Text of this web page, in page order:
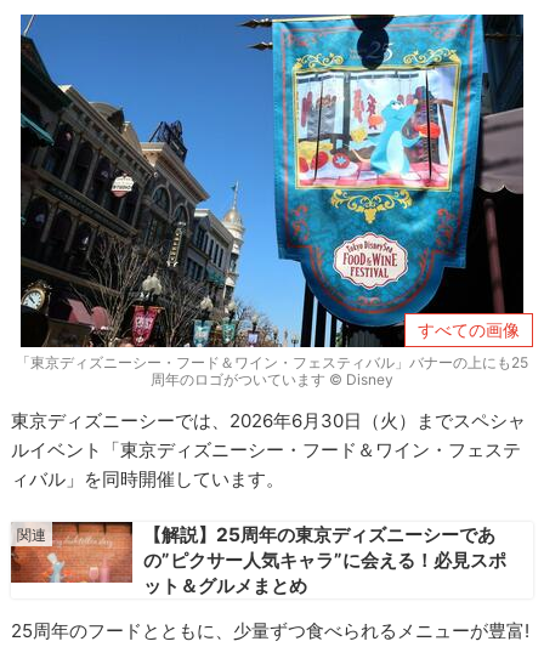
すべての画像
「東京ディズニーシー・フード＆ワイン・フェスティバル」バナーの上にも25
周年のロゴがついています © Disney
東京ディズニーシーでは、2026年6月30日（火）までスペシャ
ルイベント「東京ディズニーシー・フード＆ワイン・フェステ
ィバル」を同時開催しています。
【解説】25周年の東京ディズニーシーであ
の”ピクサー人気キャラ”に会える！必見スポ
ット＆グルメまとめ
25周年のフードとともに、少量ずつ食べられるメニューが豊富!